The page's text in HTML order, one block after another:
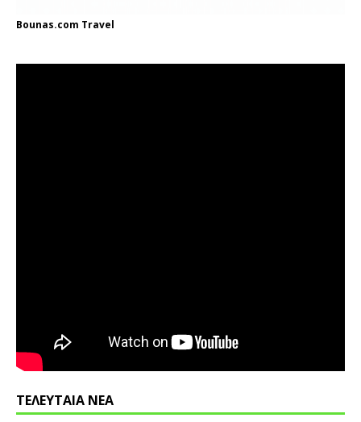
Bounas.com Travel
ΤΕΛΕΥΤΑΙΑ ΝΕΑ